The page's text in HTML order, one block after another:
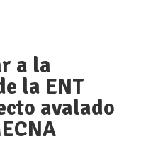
a la
la ENT
avalado